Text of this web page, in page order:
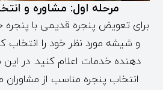
مرحله اول: مشاوره و
برای تعویض پنجره قدیمی با پنجره
و شیشه مورد نظر خود را انتخاب
دهنده خدمات اعلام کنید. در این
انتخاب پنجره مناسب از مشاوران